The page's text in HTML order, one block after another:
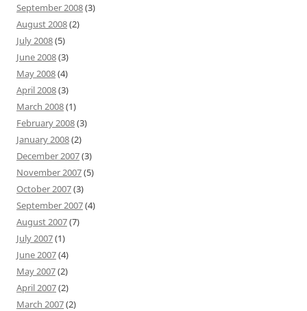
September 2008(3)
August 2008(2)
July 2008(5)
June 2008(3)
May 2008(4)
April 2008(3)
March 2008(1)
February 2008(3)
January 2008(2)
December 2007(3)
November 2007(5)
October 2007(3)
September 2007(4)
August 2007(7)
July 2007(1)
June 2007(4)
May 2007(2)
April 2007(2)
March 2007(2)